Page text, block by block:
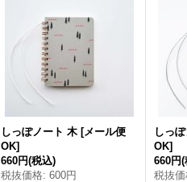
しっぽノート 木 [メール便
OK]
660円(税込)
税抜価格: 600円
しっ
OK]
660円(
税抜